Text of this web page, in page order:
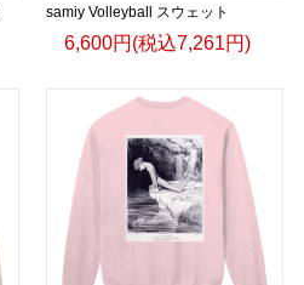
samiy Volleyball スウェット
6,600円(税込7,261円)